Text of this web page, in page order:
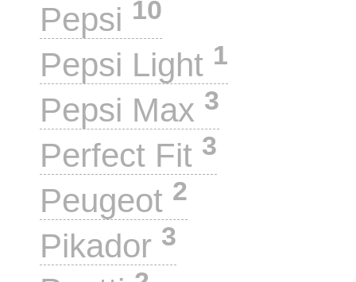
Pepsi 10
Pepsi Light 1
Pepsi Max 3
Perfect Fit 3
Peugeot 2
Pikador 3